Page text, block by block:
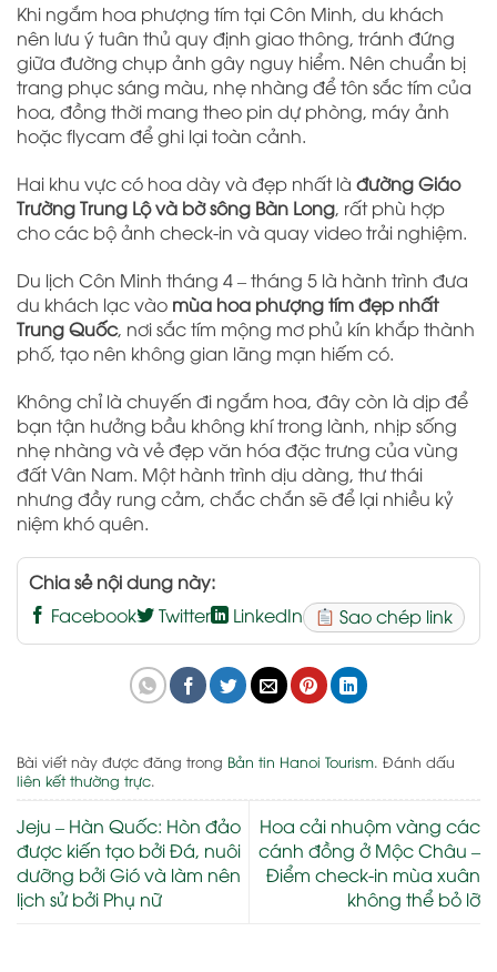
Khi ngắm hoa phượng tím tại Côn Minh, du khách
nên lưu ý tuân thủ quy định giao thông, tránh đứng
giữa đường chụp ảnh gây nguy hiểm. Nên chuẩn bị
trang phục sáng màu, nhẹ nhàng để tôn sắc tím của
hoa, đồng thời mang theo pin dự phòng, máy ảnh
hoặc flycam để ghi lại toàn cảnh.
Hai khu vực có hoa dày và đẹp nhất là đường Giáo
Trường Trung Lộ và bờ sông Bàn Long, rất phù hợp
cho các bộ ảnh check-in và quay video trải nghiệm.
Du lịch Côn Minh tháng 4 – tháng 5 là hành trình đưa
du khách lạc vào mùa hoa phượng tím đẹp nhất
Trung Quốc, nơi sắc tím mộng mơ phủ kín khắp thành
phố, tạo nên không gian lãng mạn hiếm có.
Không chỉ là chuyến đi ngắm hoa, đây còn là dịp để
bạn tận hưởng bầu không khí trong lành, nhịp sống
nhẹ nhàng và vẻ đẹp văn hóa đặc trưng của vùng
đất Vân Nam. Một hành trình dịu dàng, thư thái
nhưng đầy rung cảm, chắc chắn sẽ để lại nhiều kỷ
niệm khó quên.
Chia sẻ nội dung này:
Facebook
Twitter LinkedIn Sao chép link
Bài viết này được đăng trong Bản tin Hanoi Tourism. Đánh dấu
liên kết thường trực.
Jeju – Hàn Quốc: Hòn đảo
được kiến tạo bởi Đá, nuôi
dưỡng bởi Gió và làm nên
lịch sử bởi Phụ nữ
Hoa cải nhuộm vàng các
cánh đồng ở Mộc Châu –
Điểm check-in mùa xuân
không thể bỏ lỡ